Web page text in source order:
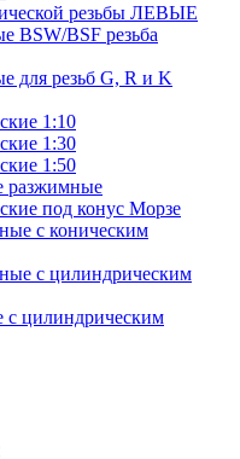
резьбы ЛЕВЫЕ
BSW/BSF резьба
для резьб G, R и K
1:10
1:30
1:50
разжимные
под конус Морзе
с коническим
с цилиндрическим
с цилиндрическим